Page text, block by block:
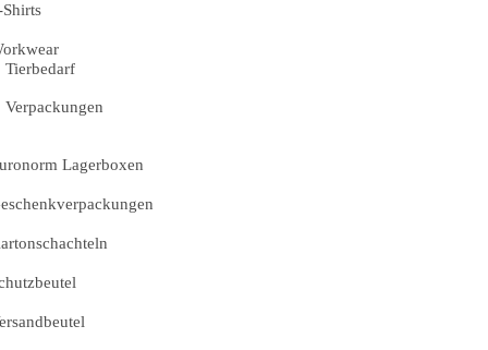
Shirts
Tierbedarf
Verpackungen
Lagerboxen